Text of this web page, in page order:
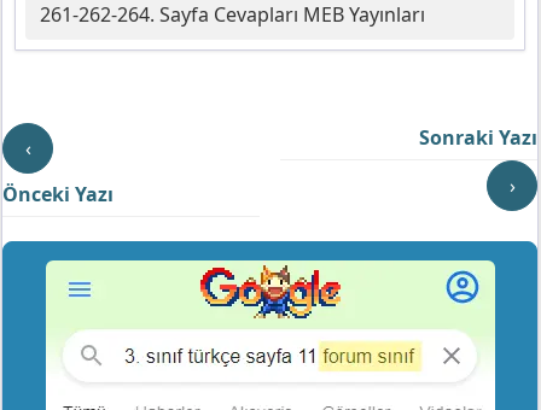
261-262-264. Sayfa Cevapları MEB Yayınları
‹
Önceki Yazı
Sonraki Yazı
›